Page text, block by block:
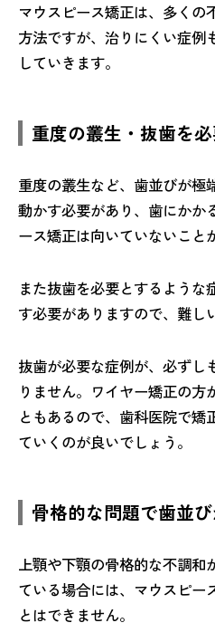
マウスピース矯正は、多くの
方法ですが、治りにくい症例
していきます。
重度の叢生・抜歯を
重度の叢生など、歯並びが極
動かす必要があり、歯にかか
ース矯正は向いていないこと
また抜歯を必要とするよう
す必要がありますので、難し
抜歯が必要な症例が、必ずし
りません。ワイヤー矯正の方
ともあるので、歯科医院で矯
ていくのが良いでしょう。
骨格的な問題で歯並
上顎や下顎の骨格的な不調和
ている場合には、マウスピー
とはできません。